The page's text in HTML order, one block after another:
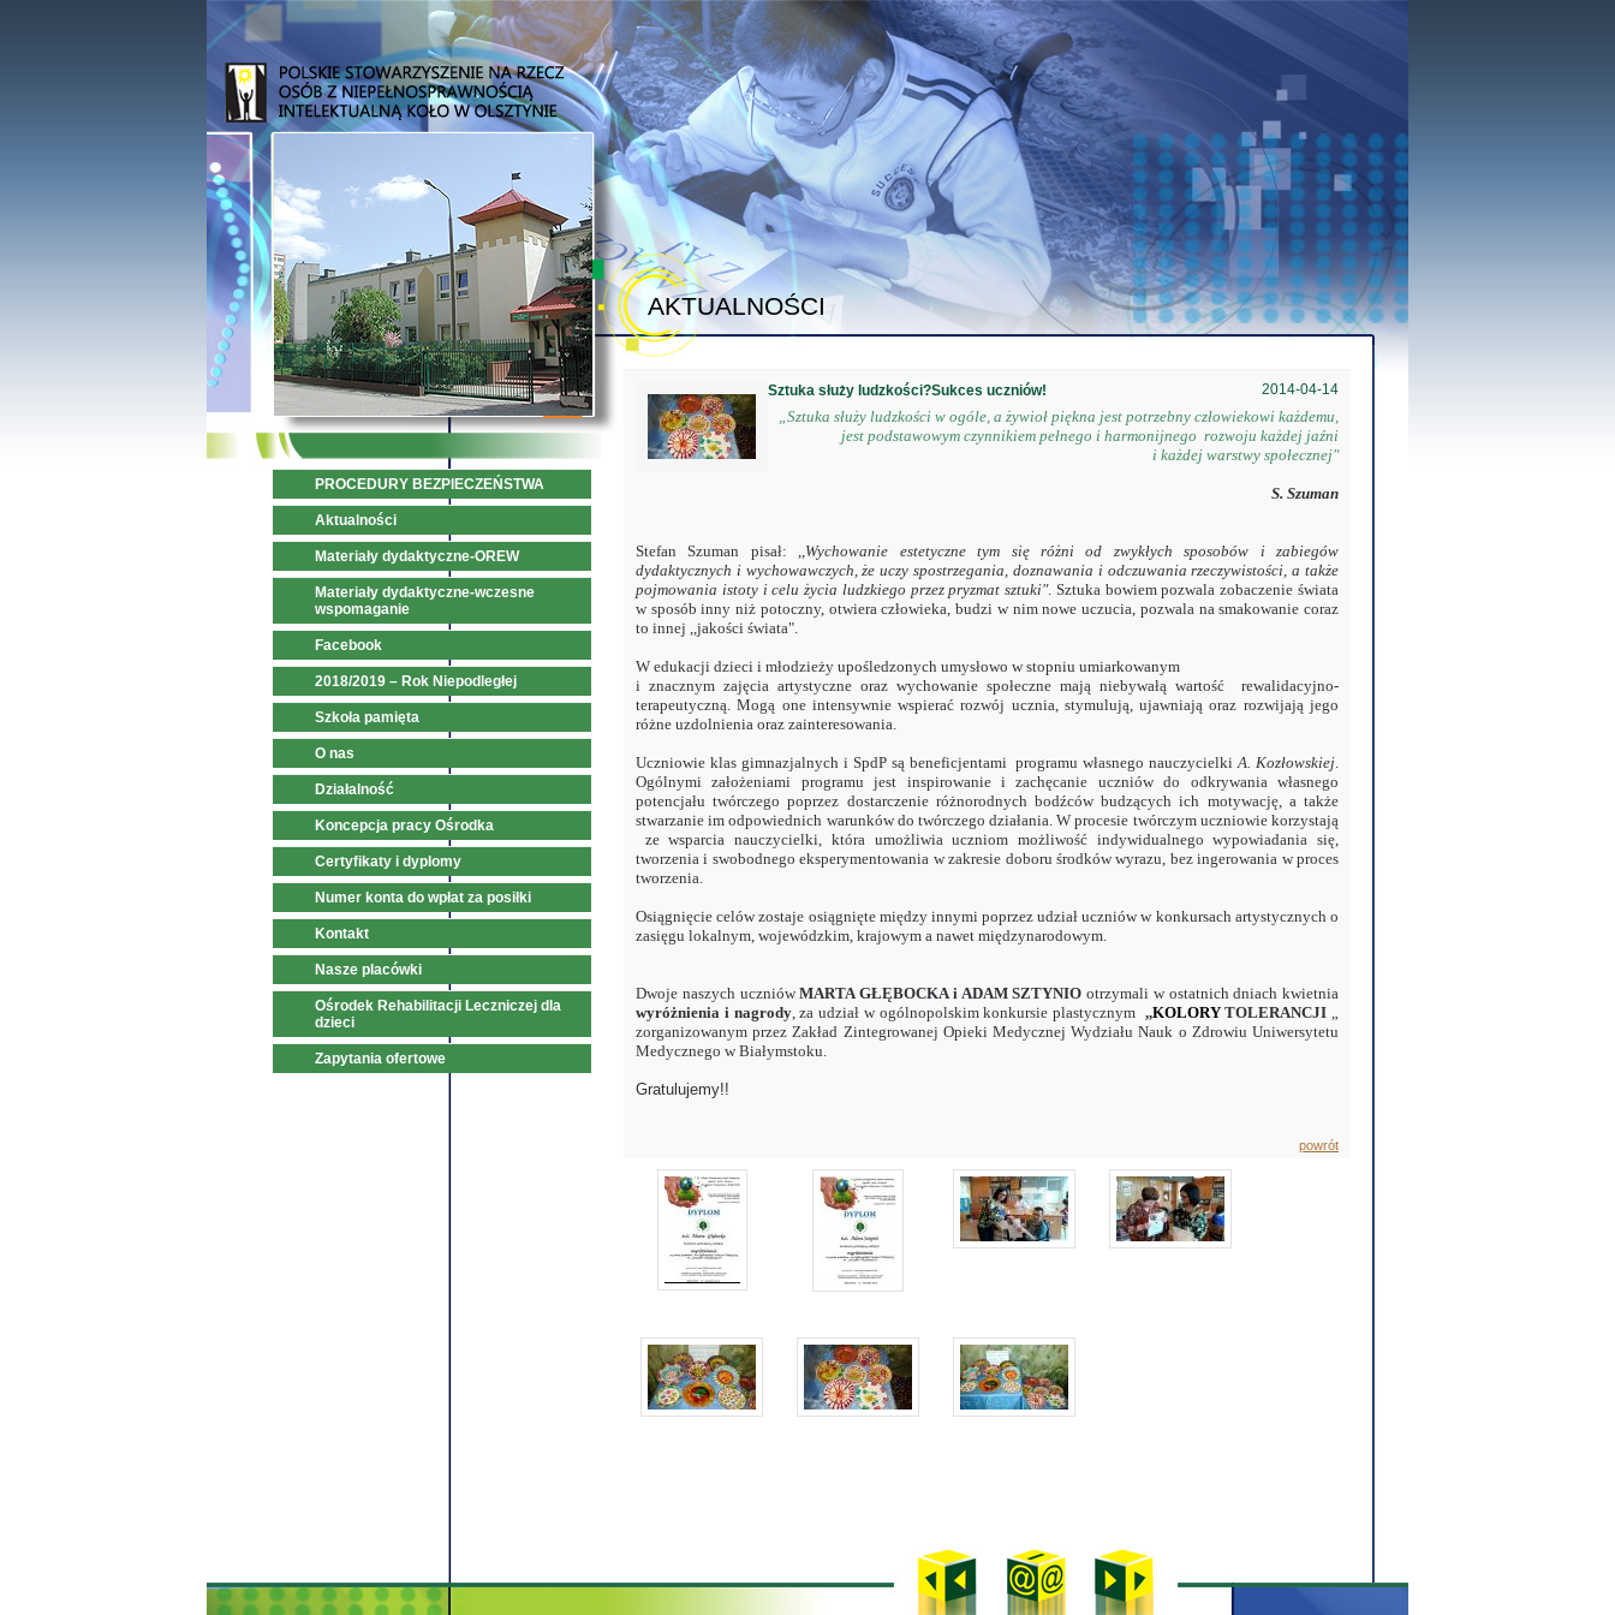
PROCEDURY BEZPIECZEŃSTWA
Aktualności
Materiały dydaktyczne-OREW
Materiały dydaktyczne-wczesne
wspomaganie
Facebook
2018/2019 – Rok Niepodległej
Szkoła pamięta
O nas
Działalność
Koncepcja pracy Ośrodka
Certyfikaty i dyplomy
Numer konta do wpłat za posiłki
Kontakt
Nasze placówki
Ośrodek Rehabilitacji Leczniczej dla
dzieci
Zapytania ofertowe
AKTUALNOŚCI
Sztuka służy ludzkości?Sukces uczniów! 2014-04-14
„Sztuka służy ludzkości w ogóle, a żywioł piękna jest potrzebny człowiekowi każdemu,
jest podstawowym czynnikiem pełnego i harmonijnego rozwoju każdej jaźni
i każdej warstwy społecznej"
S. Szuman
Stefan Szuman pisał: ,,Wychowanie estetyczne tym się różni od zwykłych sposobów i zabiegów
dydaktycznych i wychowawczych, że uczy spostrzegania, doznawania i odczuwania rzeczywistości, a także
pojmowania istoty i celu życia ludzkiego przez pryzmat sztuki". Sztuka bowiem pozwala zobaczenie świata
w sposób inny niż potoczny, otwiera człowieka, budzi w nim nowe uczucia, pozwala na smakowanie coraz
to innej ,,jakości świata".
W edukacji dzieci i młodzieży upośledzonych umysłowo w stopniu umiarkowanym
i znacznym zajęcia artystyczne oraz wychowanie społeczne mają niebywałą wartość rewalidacyjno-
terapeutyczną. Mogą one intensywnie wspierać rozwój ucznia, stymulują, ujawniają oraz rozwijają jego
różne uzdolnienia oraz zainteresowania.
Uczniowie klas gimnazjalnych i SpdP są beneficjentami programu własnego nauczycielkiA. Kozłowskiej.
Ogólnymi założeniami programu jest inspirowanie i zachęcanie uczniów do odkrywania własnego
potencjału twórczego poprzez dostarczenie różnorodnych bodźców budzących ich motywację, a także
stwarzanie im odpowiednich warunków do twórczego działania. W procesie twórczym uczniowie korzystają
ze wsparcia nauczycielki, która umożliwia uczniom możliwość indywidualnego wypowiadania się,
tworzenia i swobodnego eksperymentowania w zakresie doboru środków wyrazu, bez ingerowania w proces
tworzenia.
Osiągnięcie celów zostaje osiągnięte między innymi poprzez udział uczniów w konkursach artystycznych o
zasięgu lokalnym, wojewódzkim, krajowym a nawet międzynarodowym.
Dwoje naszych uczniówMARTA GŁĘBOCKA i ADAM SZTYNIO otrzymali w ostatnich dniach kwietnia
wyróżnienia i nagrody, za udział w ogólnopolskim konkursie plastycznym ,,KOLORYTOLERANCJI „
zorganizowanym przez Zakład Zintegrowanej Opieki Medycznej Wydziału Nauk o Zdrowiu Uniwersytetu
Medycznego w Białymstoku.
Gratulujemy!!
powrót